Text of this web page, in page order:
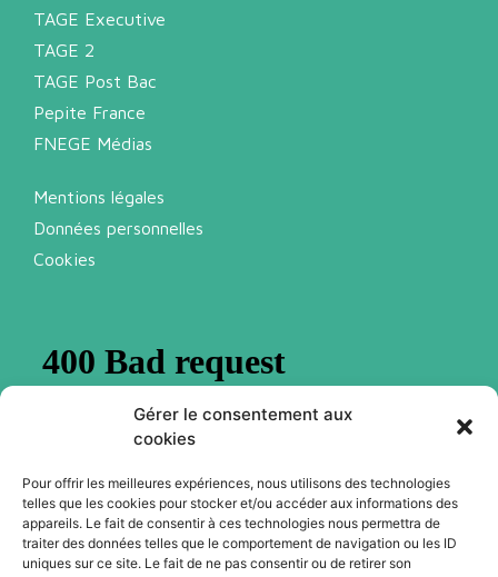
Gérer le consentement aux
cookies
Pour offrir les meilleures expériences, nous utilisons des technologies
telles que les cookies pour stocker et/ou accéder aux informations des
appareils. Le fait de consentir à ces technologies nous permettra de
traiter des données telles que le comportement de navigation ou les ID
uniques sur ce site. Le fait de ne pas consentir ou de retirer son
TAGE Executive
TAGE 2
TAGE Post Bac
Pepite France
FNEGE Médias
Mentions légales
Données personnelles
Cookies
Abonnez-vous à notre newsletter